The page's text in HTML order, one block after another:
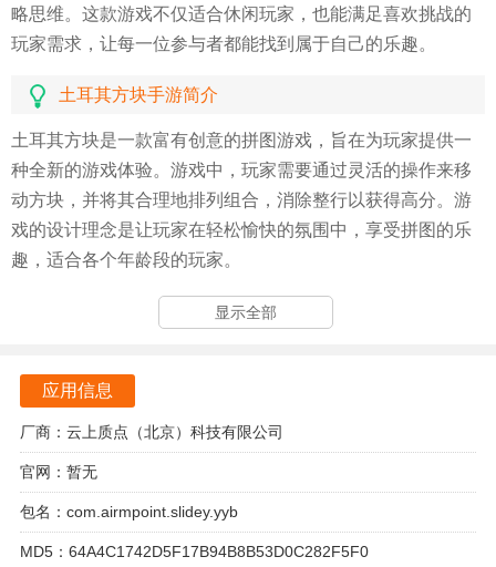
略思维。这款游戏不仅适合休闲玩家，也能满足喜欢挑战的
玩家需求，让每一位参与者都能找到属于自己的乐趣。
土耳其方块手游简介
土耳其方块是一款富有创意的拼图游戏，旨在为玩家提供一
种全新的游戏体验。游戏中，玩家需要通过灵活的操作来移
动方块，并将其合理地排列组合，消除整行以获得高分。游
戏的设计理念是让玩家在轻松愉快的氛围中，享受拼图的乐
趣，适合各个年龄段的玩家。
土耳其方块游戏亮点
素，带给玩家耳目一新的体验。每个关卡都有独特的设计，
简洁明了，操作流畅，让玩家能够轻松上手，迅速进入游戏
状态。通过不断的挑战，玩家可以积累经验，解锁更多的道
具和技能，增加游戏的趣味性。
游戏特色
显示全部
应用信息
厂商：云上质点（北京）科技有限公司
官网：暂无
包名：com.airmpoint.slidey.yyb
MD5：64A4C1742D5F17B94B8B53D0C282F5F0